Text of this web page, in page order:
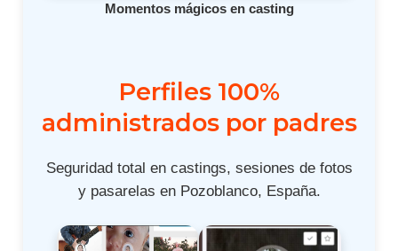
Momentos mágicos en casting
Perfiles 100%
administrados por padres
Seguridad total en castings, sesiones de fotos
y pasarelas en Pozoblanco, España.